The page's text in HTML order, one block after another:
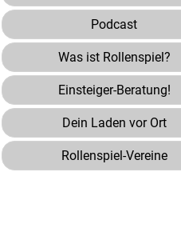
Podcast
Was ist Rollenspiel?
Einsteiger-Beratung!
Dein Laden vor Ort
Rollenspiel-Vereine